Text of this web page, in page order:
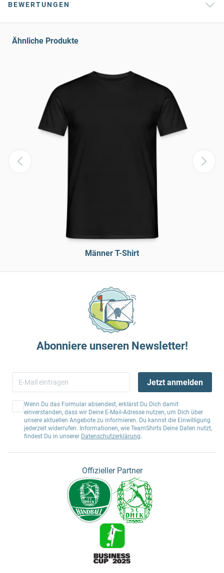
BEWERTUNGEN
Ähnliche Produkte
Männer T-Shirt
Abonniere unseren Newsletter!
Jetzt anmelden
Wenn Du das Formular absendest, erklärst Du Dich damit
einverstanden, dass wir Deine E-Mail-Adresse nutzen, um Dich über
unsere aktuellen Angebote zu informieren. Du kannst die Einwilligung
jederzeit widerrufen. Informationen, wie TeamShirts Deine Daten nutzt,
findest Du in unserer Datenschutzerklärung.
Offizieller Partner